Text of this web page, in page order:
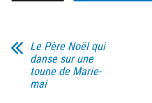
Le Père Noël qui
danse sur une
toune de Marie-
mai